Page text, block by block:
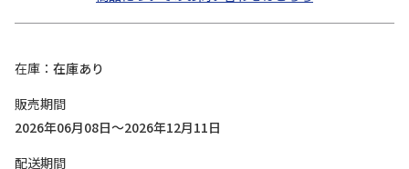
在庫
在庫あり
販売期間
2026年06月08日～2026年12月11日
配送期間